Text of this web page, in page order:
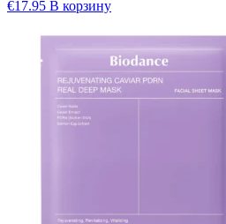
€17.95 В корзину